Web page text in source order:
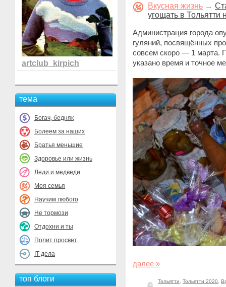
artclub_kirpich
тема
Богач, бедняк
Болеем за наших
Братья меньшие
Здоровье или жизнь
Леди и медведи
Моя семья
Научим любого
Не тормози
Отдохни и ты
Полит просвет
IT-дела
топ блоги
Вкусная жизнь →
угощать в Тольятти
Администрация города
гуляний, посвящённых
совсем скоро — 1 марта.
указано время и точное
далее »
Тольятти Тольятти 2020